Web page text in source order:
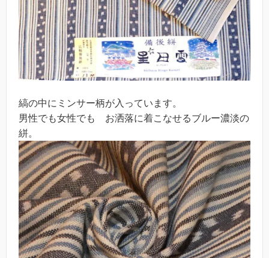
縞の中にミンサー柄が入っています。
男性でも女性でも お洒落に着こなせるブルー濃淡の
絣。